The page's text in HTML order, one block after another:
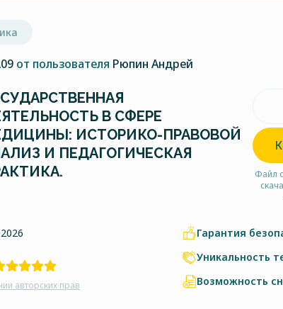
от пользователя Рюпин Андрей
В СФЕРЕ
ИСТОРИКО-ПРАВОВОЙ
И ПЕДАГОГИЧЕСКАЯ
Файл
2026
авторских прав
Гарантия
Уникальность
Возможность